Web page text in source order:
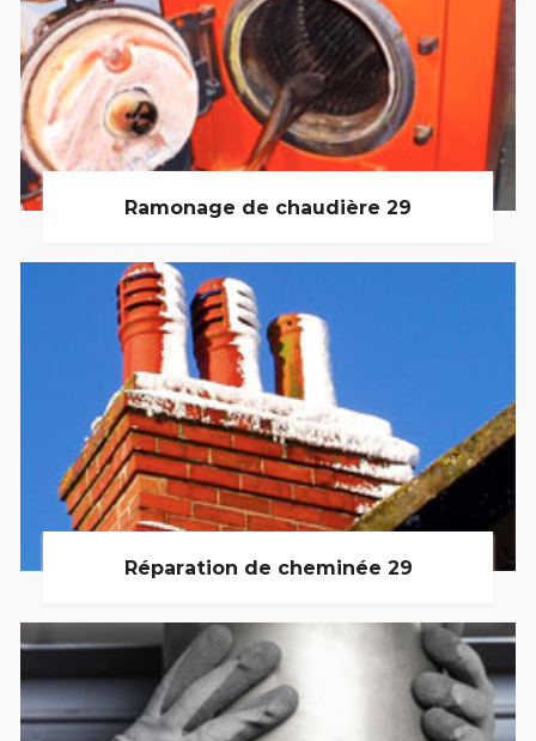
Ramonage de chaudière 29
Réparation de cheminée 29